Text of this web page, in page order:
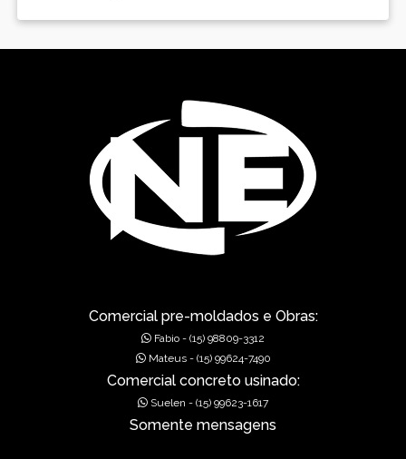
Comercial pre-moldados e Obras:
Fabio - (15) 98809-3312
Mateus - (15) 99624-7490
Comercial concreto usinado:
Suelen - (15) 99623-1617
Somente mensagens